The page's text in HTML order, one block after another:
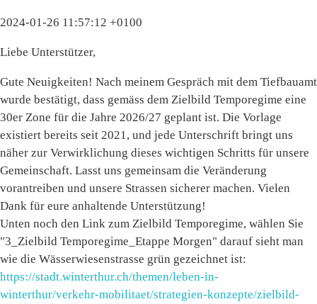
2024-01-26 11:57:12 +0100
Liebe Unterstützer,
Gute Neuigkeiten! Nach meinem Gespräch mit dem Tiefbauamt
wurde bestätigt, dass gemäss dem Zielbild Temporegime eine
30er Zone für die Jahre 2026/27 geplant ist. Die Vorlage
existiert bereits seit 2021, und jede Unterschrift bringt uns
näher zur Verwirklichung dieses wichtigen Schritts für unsere
Gemeinschaft. Lasst uns gemeinsam die Veränderung
vorantreiben und unsere Strassen sicherer machen. Vielen
Dank für eure anhaltende Unterstützung!
Unten noch den Link zum Zielbild Temporegime, wählen Sie
"3_Zielbild Temporegime_Etappe Morgen" darauf sieht man
wie die Wässerwiesenstrasse grün gezeichnet ist:
https://stadt.winterthur.ch/themen/leben-in-
winterthur/verkehr-mobilitaet/strategien-konzepte/zielbild-